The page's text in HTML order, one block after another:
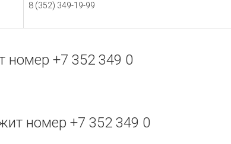
8 (352) 349-19-99
номер +7 352 349 0
номер +7 352 349 0